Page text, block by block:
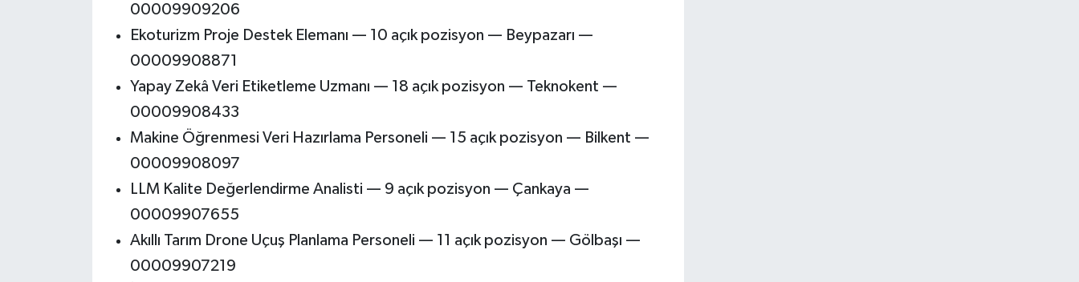
00009909206
Ekoturizm Proje Destek Elemanı — 10 açık pozisyon — Beypazarı —
00009908871
Yapay Zekâ Veri Etiketleme Uzmanı — 18 açık pozisyon — Teknokent —
00009908433
Makine Öğrenmesi Veri Hazırlama Personeli — 15 açık pozisyon — Bilkent —
00009908097
LLM Kalite Değerlendirme Analisti — 9 açık pozisyon — Çankaya —
00009907655
Akıllı Tarım Drone Uçuş Planlama Personeli — 11 açık pozisyon — Gölbaşı —
00009907219